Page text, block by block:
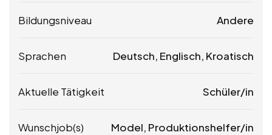
Bildungsniveau Andere
Sprachen Deutsch, Englisch, Kroatisch
Aktuelle Tätigkeit Schüler/in
Wunschjob(s) Model, Produktionshelfer/in